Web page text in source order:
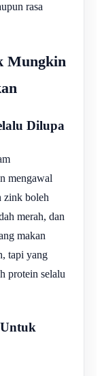
rasa
Mungkin
Dilupa
mengawal
zink boleh
merah, dan
makan
tapi yang
protein selalu